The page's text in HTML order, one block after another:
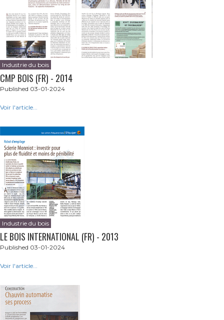
Industrie du bois
CMP BOIS (FR) - 2014
Published 03-01-2024
Voir l'article...
Industrie du bois
LE BOIS INTERNATIONAL (FR) - 2013
Published 03-01-2024
Voir l'article...